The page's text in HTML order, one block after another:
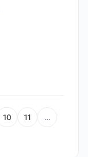
10 11 …